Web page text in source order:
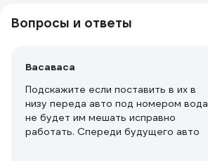
Вопросы и ответы
Васаваса
Подскажите если поставить в их в
низу переда авто под номером вода
не будет им мешать исправно
работать. Спереди будущего авто